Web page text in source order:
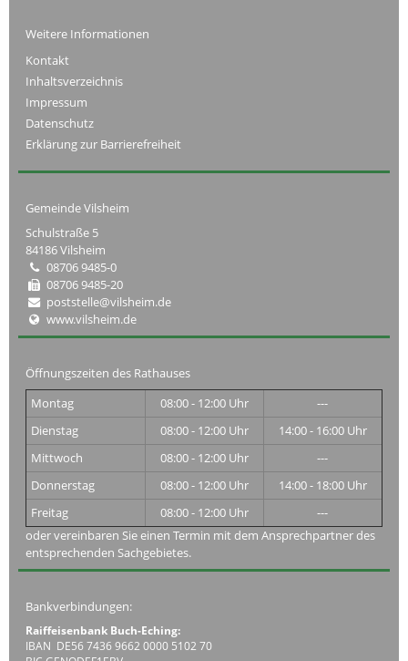
Weitere Informationen
Kontakt
Inhaltsverzeichnis
Impressum
Datenschutz
Erklärung zur Barrierefreiheit
Gemeinde Vilsheim
Schulstraße 5
84186 Vilsheim
08706 9485-0
08706 9485-20
poststelle@vilsheim.de
www.vilsheim.de
Öffnungszeiten des Rathauses
Montag
08:00 - 12:00 Uhr
---
Dienstag
08:00 - 12:00 Uhr
14:00 - 16:00 Uhr
Mittwoch
08:00 - 12:00 Uhr
---
Donnerstag
08:00 - 12:00 Uhr
14:00 - 18:00 Uhr
Freitag
08:00 - 12:00 Uhr
---
oder vereinbaren Sie einen Termin mit dem Ansprechpartner des
entsprechenden Sachgebietes.
Bankverbindungen:
Raiffeisenbank Buch-Eching:
IBAN DE56 7436 9662 0000 5102 70